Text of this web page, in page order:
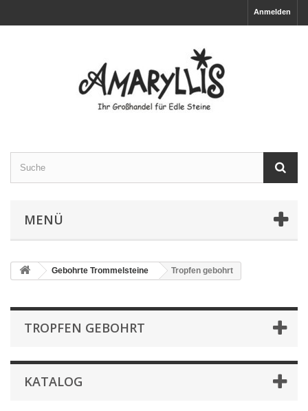
Anmelden
MENÜ
Gebohrte Trommelsteine Tropfen gebohrt
TROPFEN GEBOHRT
KATALOG